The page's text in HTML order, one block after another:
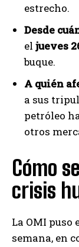
estrecho.
Desde
el jueves
buque.
A quién
a sus
petróleo
otros
Cómo
crisis
La OMI puso
semana, en